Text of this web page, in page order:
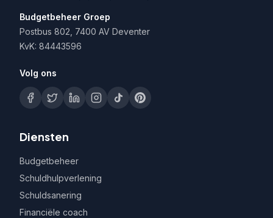
Budgetbeheer Groep
Postbus 802, 7400 AV Deventer
KvK: 84443596
Volg ons
Diensten
Budgetbeheer
Schuldhulpverlening
Schuldsanering
Financiële coach